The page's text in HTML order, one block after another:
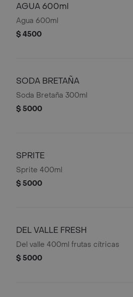
AGUA 600ml
Agua 600ml
$ 4500
SODA BRETAÑA
Soda Bretaña 300ml
$ 5000
SPRITE
Sprite 400ml
$ 5000
DEL VALLE FRESH
Del valle 400ml frutas cítricas
$ 5000